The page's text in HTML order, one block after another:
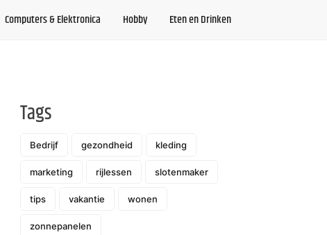
Computers & Elektronica Hobby Eten en Drinken
Tags
Bedrijf gezondheid kleding
marketing rijlessen slotenmaker
tips vakantie wonen
zonnepanelen